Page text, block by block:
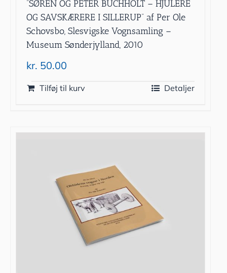
”SØREN OG PETER BUCHHOLT – HJULERE
OG SAVSKÆRERE I SILLERUP” af Per Ole
Schovsbo, Slesvigske Vognsamling –
Museum Sønderjylland, 2010
kr. 50.00
Tilføj til kurv Detaljer